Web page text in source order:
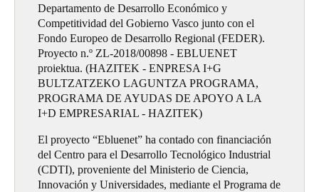
Departamento de Desarrollo Económico y
Competitividad del Gobierno Vasco junto con el
Fondo Europeo de Desarrollo Regional (FEDER).
Proyecto n.º ZL-2018/00898 - EBLUENET
proiektua. (HAZITEK - ENPRESA I+G
BULTZATZEKO LAGUNTZA PROGRAMA,
PROGRAMA DE AYUDAS DE APOYO A LA
I+D EMPRESARIAL - HAZITEK)
El proyecto “Ebluenet” ha contado con financiación
del Centro para el Desarrollo Tecnológico Industrial
(CDTI), proveniente del Ministerio de Ciencia,
Innovación y Universidades, mediante el Programa de